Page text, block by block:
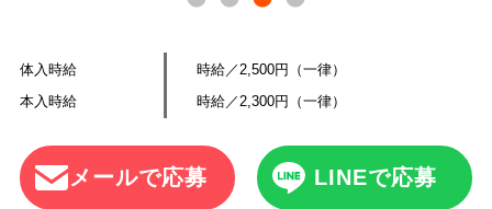
体入時給
時給／2,500円（一律）
本入時給
時給／2,300円（一律）
メールで応募 LINEで応募